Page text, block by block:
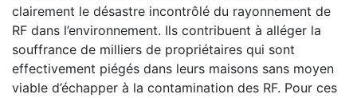
clairement le désastre incontrôlé du rayonnement de
RF dans l’environnement. Ils contribuent à alléger la
souffrance de milliers de propriétaires qui sont
effectivement piégés dans leurs maisons sans moyen
viable d’échapper à la contamination des RF. Pour ces